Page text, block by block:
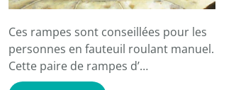
Ces rampes sont conseillées pour les
personnes en fauteuil roulant manuel.
Cette paire de rampes d’…